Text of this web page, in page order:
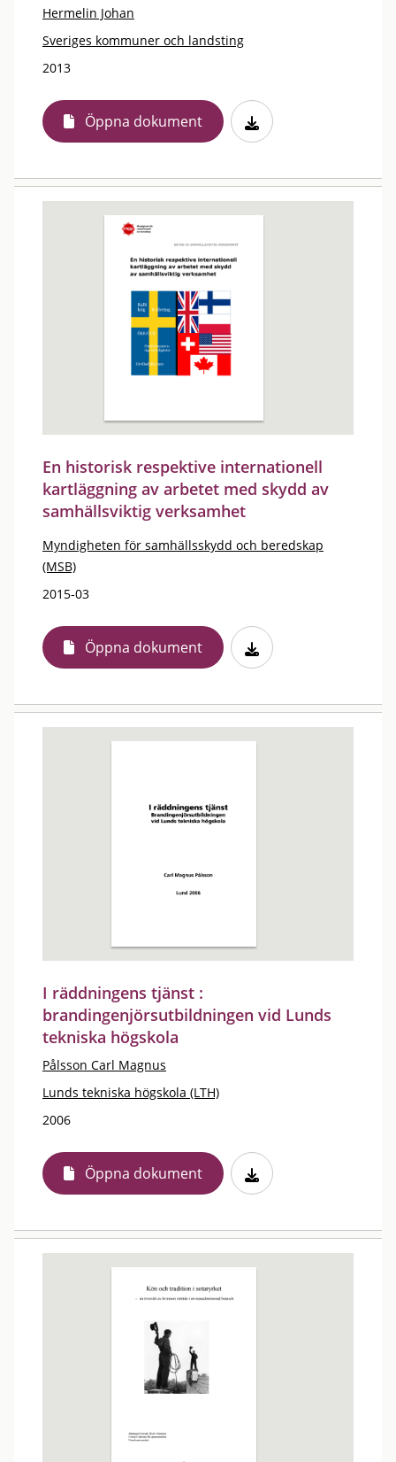
Hermelin Johan
Sveriges kommuner och landsting
2013
Öppna dokument
En historisk respektive internationell
kartläggning av arbetet med skydd av
samhällsviktig verksamhet
Myndigheten för samhällsskydd och beredskap
(MSB)
2015-03
Öppna dokument
I räddningens tjänst :
brandingenjörsutbildningen vid Lunds
tekniska högskola
Pålsson Carl Magnus
Lunds tekniska högskola (LTH)
2006
Öppna dokument